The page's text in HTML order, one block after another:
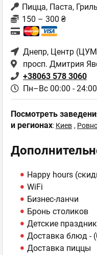
Пицца, Паста,
150 – 300 ₴
Днепр, Центр
просп. Дмитрия
+38063 578 3060
Пн–Вс 00:00 -
Посмотреть
и регионах: Киев ,
Happy hours
WiFi
Бизнес-ланчи
Бронь столиков
Детские
Доставка блюд -
Доставка пиццы